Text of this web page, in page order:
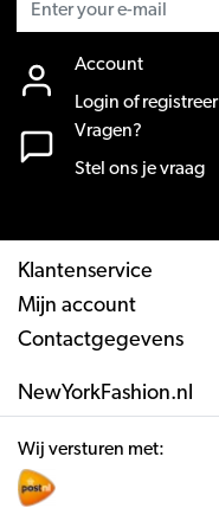
Account
Login of registreer
Vragen?
Stel ons je vraag
Klantenservice
Mijn account
Contactgegevens
NewYorkFashion.nl
Wij versturen met: